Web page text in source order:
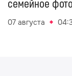
семейное
07 августа